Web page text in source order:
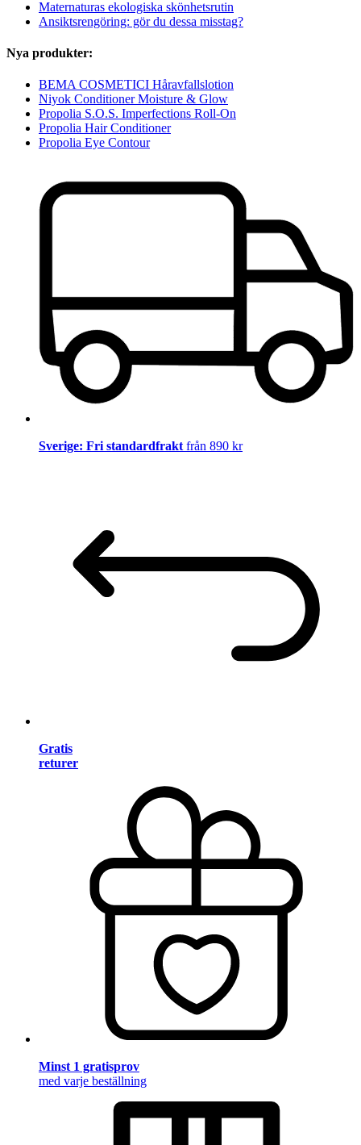
Maternaturas ekologiska skönhetsrutin
Ansiktsrengöring: gör du dessa misstag?
Nya produkter:
BEMA COSMETICI Håravfallslotion
Niyok Conditioner Moisture & Glow
Propolia S.O.S. Imperfections Roll-On
Propolia Hair Conditioner
Propolia Eye Contour
Sverige: Fri standardfrakt från 890 kr
Gratis
returer
Minst 1 gratisprov
med varje beställning